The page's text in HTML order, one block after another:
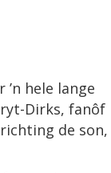
’n hele lange
Dirks, fanôf
de son,